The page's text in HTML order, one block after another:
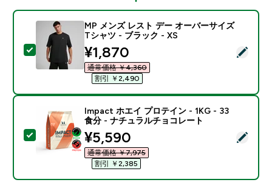
この商品を選択 - MP メンズ レスト デー オーバーサ
MP メンズ レスト デー オーバーサイズ
Tシャツ - ブラック - XS
discounted price
¥1,870‎
通常価格 ￥4,360‎
割引 ￥2,490‎
この商品を選択 - Impact ホエイ プロテイン - 1KG -
Impact ホエイ プロテイン - 1KG - 33
食分 - ナチュラルチョコレート
discounted price
¥5,590‎
通常価格 ￥7,975‎
割引 ￥2,385‎